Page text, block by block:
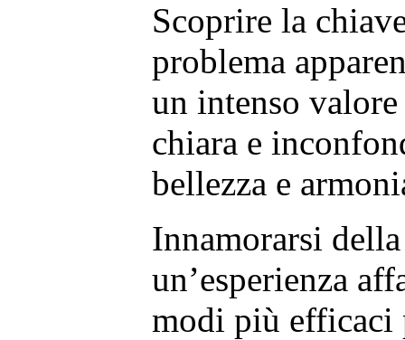
Scoprire la
problema
un intenso
chiara e
bellezza e
Innamorarsi
un’esperienza
modi più efficaci